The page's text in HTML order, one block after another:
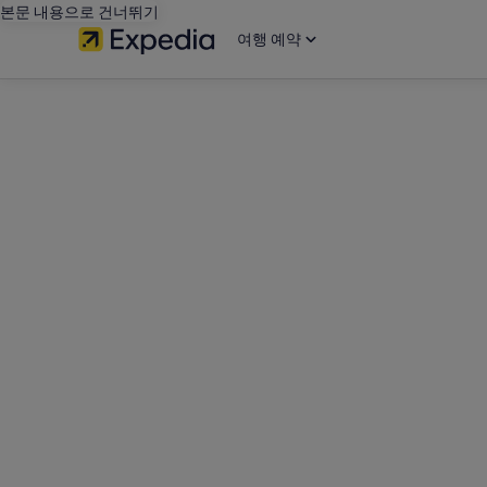
본문 내용으로 건너뛰기
여행 예약